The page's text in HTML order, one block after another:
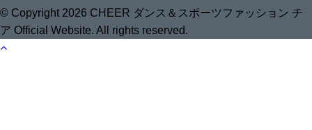
© Copyright 2026 CHEER ダンス＆スポーツファッション チ
ア Official Website. All rights reserved.